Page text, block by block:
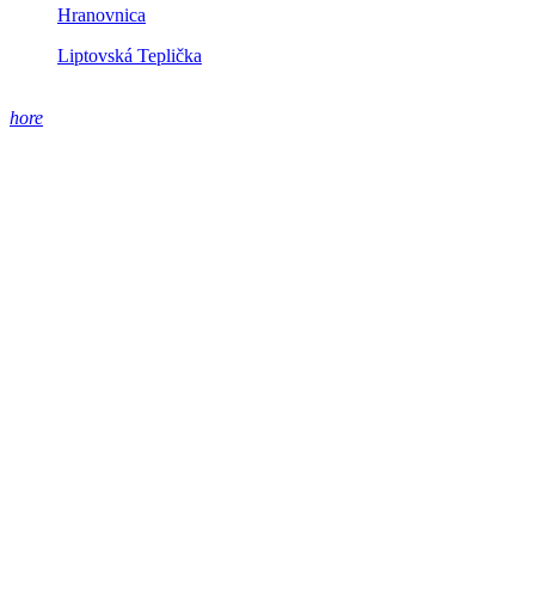
Hranovnica
Liptovská Teplička
hore